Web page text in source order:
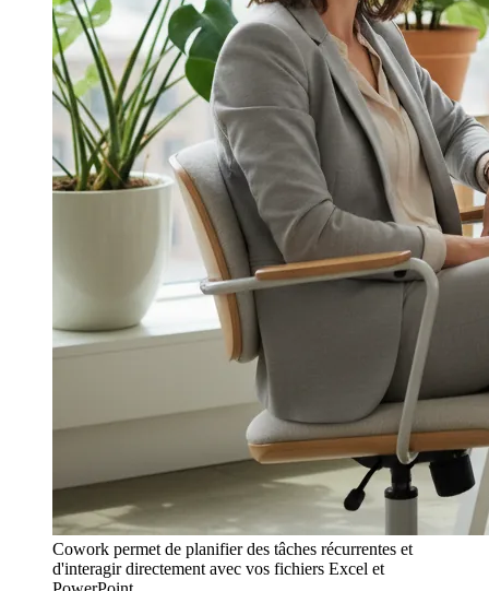
Cowork permet de planifier des tâches récurrentes et
d'interagir directement avec vos fichiers Excel et